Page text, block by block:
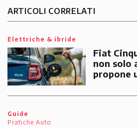
ARTICOLI CORRELATI
Elettriche & ibride
Fiat
non solo
propone
Guide
Pratiche Auto